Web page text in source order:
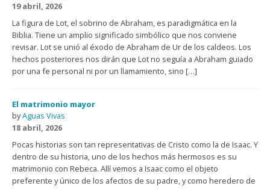
19 abril, 2026
La figura de Lot, el sobrino de Abraham, es paradigmática en la
Biblia. Tiene un amplio significado simbólico que nos conviene
revisar. Lot se unió al éxodo de Abraham de Ur de los caldeos. Los
hechos posteriores nos dirán que Lot no seguía a Abraham guiado
por una fe personal ni por un llamamiento, sino […]
El matrimonio mayor
byAguas Vivas
18 abril, 2026
Pocas historias son tan representativas de Cristo como la de Isaac. Y
dentro de su historia, uno de los hechos más hermosos es su
matrimonio con Rebeca. Allí vemos a Isaac como el objeto
preferente y único de los afectos de su padre, y como heredero de